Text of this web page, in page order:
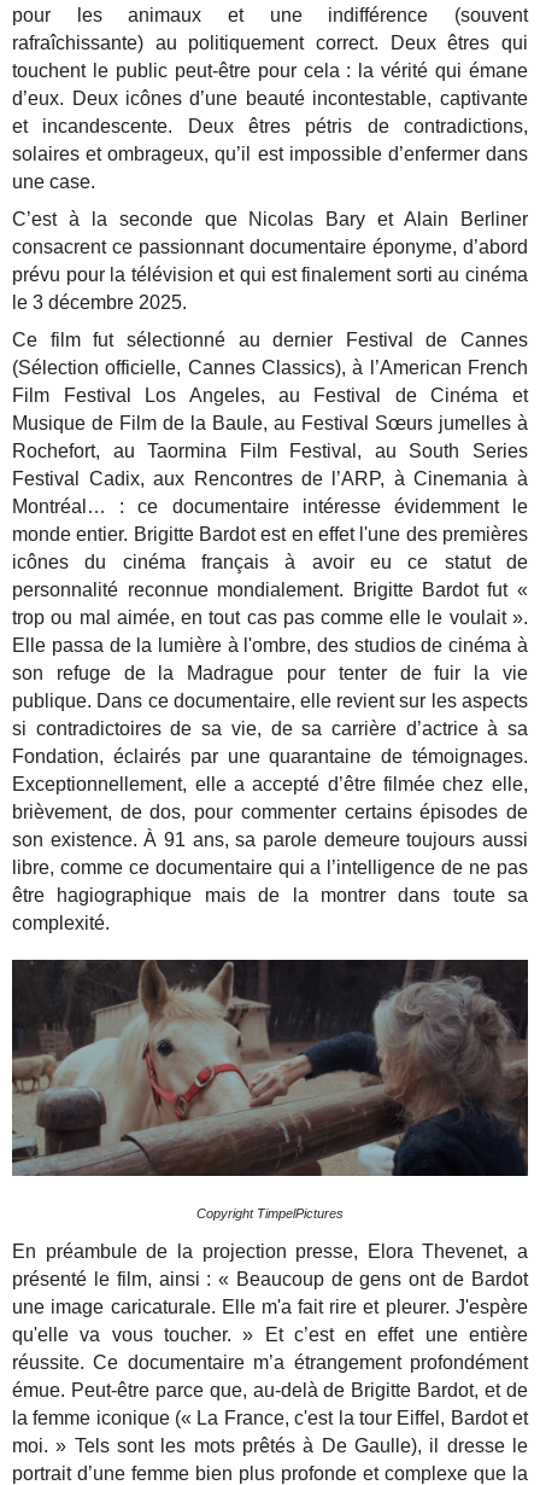
pour les animaux et une indifférence (souvent
rafraîchissante) au politiquement correct. Deux êtres qui
touchent le public peut-être pour cela : la vérité qui émane
d’eux. Deux icônes d’une beauté incontestable, captivante
et incandescente. Deux êtres pétris de contradictions,
solaires et ombrageux, qu’il est impossible d’enfermer dans
une case.
C’est à la seconde que Nicolas Bary et Alain Berliner
consacrent ce passionnant documentaire éponyme, d’abord
prévu pour la télévision et qui est finalement sorti au cinéma
le 3 décembre 2025.
Ce film fut sélectionné au dernier Festival de Cannes
(Sélection officielle, Cannes Classics), à l’American French
Film Festival Los Angeles, au Festival de Cinéma et
Musique de Film de la Baule, au Festival Sœurs jumelles à
Rochefort, au Taormina Film Festival, au South Series
Festival Cadix, aux Rencontres de l’ARP, à Cinemania à
Montréal… : ce documentaire intéresse évidemment le
monde entier. Brigitte Bardot est en effet l'une des premières
icônes du cinéma français à avoir eu ce statut de
personnalité reconnue mondialement. Brigitte Bardot fut «
trop ou mal aimée, en tout cas pas comme elle le voulait ».
Elle passa de la lumière à l'ombre, des studios de cinéma à
son refuge de la Madrague pour tenter de fuir la vie
publique. Dans ce documentaire, elle revient sur les aspects
si contradictoires de sa vie, de sa carrière d’actrice à sa
Fondation, éclairés par une quarantaine de témoignages.
Exceptionnellement, elle a accepté d’être filmée chez elle,
brièvement, de dos, pour commenter certains épisodes de
son existence. À 91 ans, sa parole demeure toujours aussi
libre, comme ce documentaire qui a l’intelligence de ne pas
être hagiographique mais de la montrer dans toute sa
complexité.
Copyright TimpelPictures
En préambule de la projection presse, Elora Thevenet, a
présenté le film, ainsi : « Beaucoup de gens ont de Bardot
une image caricaturale. Elle m'a fait rire et pleurer. J'espère
qu'elle va vous toucher. » Et c’est en effet une entière
réussite. Ce documentaire m’a étrangement profondément
émue. Peut-être parce que, au-delà de Brigitte Bardot, et de
la femme iconique (« La France, c'est la tour Eiffel, Bardot et
moi. » Tels sont les mots prêtés à De Gaulle), il dresse le
portrait d’une femme bien plus profonde et complexe que la